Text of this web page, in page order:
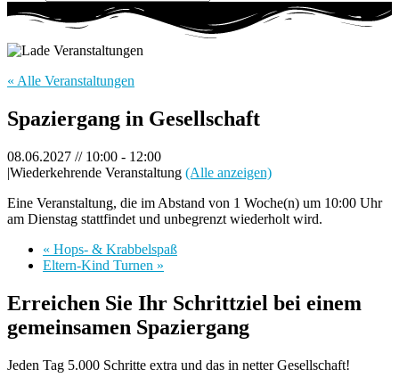
« Alle Veranstaltungen
Spaziergang in Gesellschaft
08.06.2027 // 10:00 - 12:00
|Wiederkehrende Veranstaltung (Alle anzeigen)
Eine Veranstaltung, die im Abstand von 1 Woche(n) um 10:00 Uhr
am Dienstag stattfindet und unbegrenzt wiederholt wird.
« Hops- & Krabbelspaß
Eltern-Kind Turnen »
Erreichen Sie Ihr Schrittziel bei einem
gemeinsamen Spaziergang
Jeden Tag 5.000 Schritte extra und das in netter Gesellschaft!